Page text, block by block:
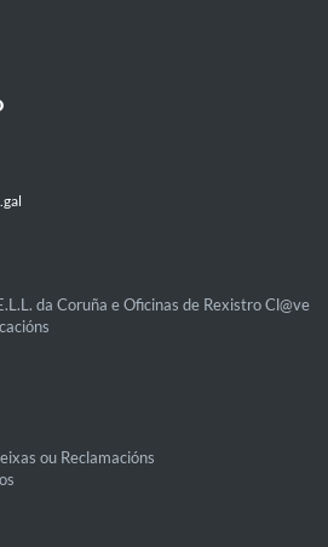
da Coruña e Oficinas de Rexistro Cl@ve
ou Reclamacións